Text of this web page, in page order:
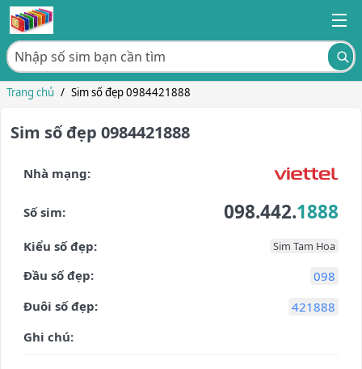
Trang chủ / Sim số đẹp 0984421888
Sim số đẹp 0984421888
Nhà mạng:
Số sim: 098.442.1888
Kiểu số đẹp: Sim Tam Hoa
Đầu số đẹp:
098
Đuôi số đẹp:
421888
Ghi chú: